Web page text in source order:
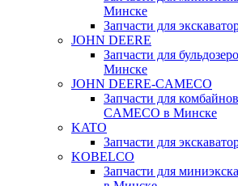
Минске
Запчасти для
JOHN DEERE
Запчасти для
Минске
JOHN DEERE-CAMECO
Запчасти для
CAMECO в Минске
KATO
Запчасти для
KOBELCO
Запчасти для